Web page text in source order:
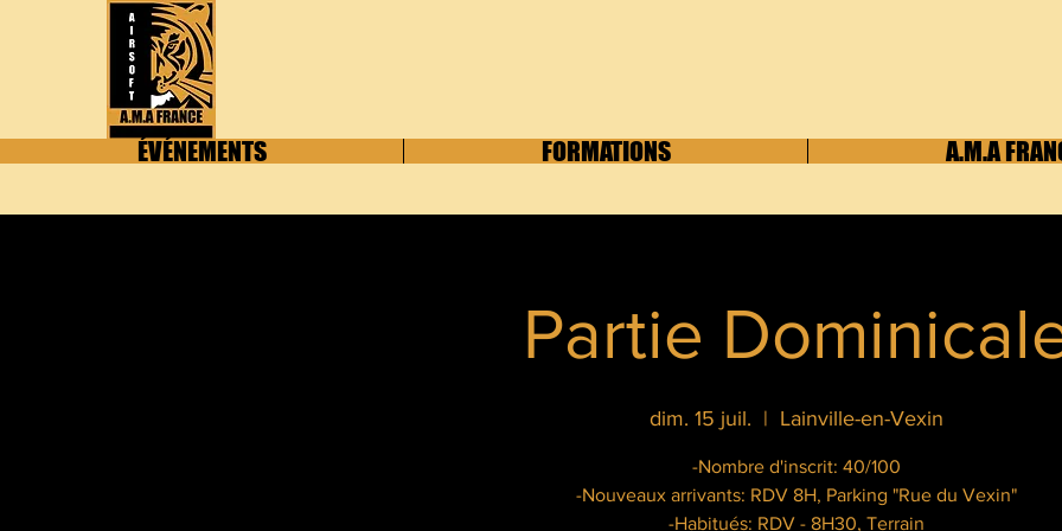
ÉVÉNEMENTS FORMATIONS A.M.A
Partie
dim. 15 juil.
  |
Lainville-en-Vexin
-Nombre d'inscrit: 40/100
-Nouveaux arrivants: RDV 8H, Parking "Rue du Vexin"
-Habitués: RDV - 8H30, Terrain